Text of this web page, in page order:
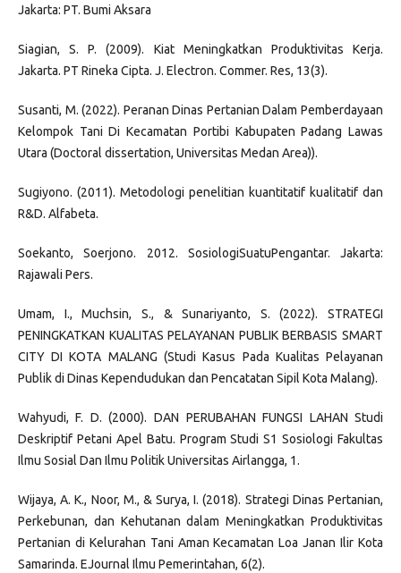
Jakarta: PT. Bumi Aksara
Siagian, S. P. (2009). Kiat Meningkatkan Produktivitas Kerja.
Jakarta. PT Rineka Cipta. J. Electron. Commer. Res, 13(3).
Susanti, M. (2022). Peranan Dinas Pertanian Dalam Pemberdayaan
Kelompok Tani Di Kecamatan Portibi Kabupaten Padang Lawas
Utara (Doctoral dissertation, Universitas Medan Area)).
Sugiyono. (2011). Metodologi penelitian kuantitatif kualitatif dan
R&D. Alfabeta.
Soekanto, Soerjono. 2012. SosiologiSuatuPengantar. Jakarta:
Rajawali Pers.
Umam, I., Muchsin, S., & Sunariyanto, S. (2022). STRATEGI
PENINGKATKAN KUALITAS PELAYANAN PUBLIK BERBASIS SMART
CITY DI KOTA MALANG (Studi Kasus Pada Kualitas Pelayanan
Publik di Dinas Kependudukan dan Pencatatan Sipil Kota Malang).
Wahyudi, F. D. (2000). DAN PERUBAHAN FUNGSI LAHAN Studi
Deskriptif Petani Apel Batu. Program Studi S1 Sosiologi Fakultas
Ilmu Sosial Dan Ilmu Politik Universitas Airlangga, 1.
Wijaya, A. K., Noor, M., & Surya, I. (2018). Strategi Dinas Pertanian,
Perkebunan, dan Kehutanan dalam Meningkatkan Produktivitas
Pertanian di Kelurahan Tani Aman Kecamatan Loa Janan Ilir Kota
Samarinda. EJournal Ilmu Pemerintahan, 6(2).